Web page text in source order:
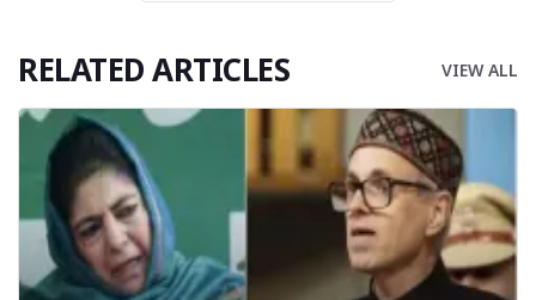
RELATED ARTICLES VIEW ALL